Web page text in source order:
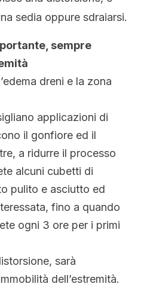
sedia oppure sdraiarsi.
sempre
dreni e la zona
applicazioni di
il gonfiore ed il
a ridurre il processo
alcuni cubetti di
pulito e asciutto ed
fino a quando
ogni 3 ore per i primi
sarà
dell’estremità.